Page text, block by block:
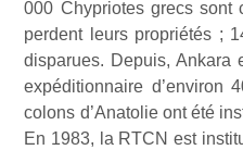
000 Chypriotes grecs sont
perdent leurs propriétés ;
disparues. Depuis, Ankara
expéditionnaire d’environ
colons d’Anatolie ont été
En 1983, la RTCN est